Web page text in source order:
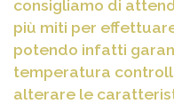
consigliamo di
più miti per
potendo infatti
temperatura
alterare le